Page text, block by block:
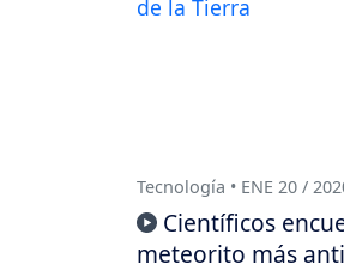
Tecnología • ENE 20 /
Científicos
meteorito más